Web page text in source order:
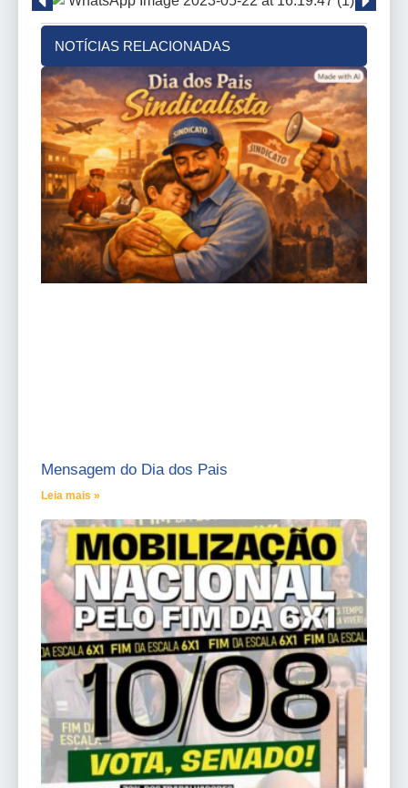
NOTÍCIAS RELACIONADAS
Mensagem do Dia dos Pais
Leia mais »